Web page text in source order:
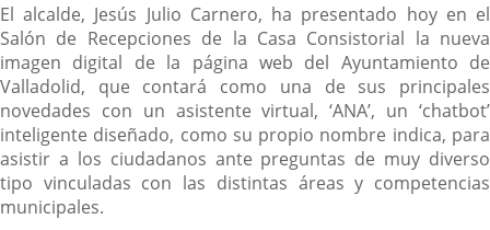
El alcalde, Jesús Julio Carnero, ha presentado hoy en el
Salón de Recepciones de la Casa Consistorial la nueva
imagen digital de la página web del Ayuntamiento de
Valladolid, que contará como una de sus principales
novedades con un asistente virtual, ‘ANA’, un ‘chatbot’
inteligente diseñado, como su propio nombre indica, para
asistir a los ciudadanos ante preguntas de muy diverso
tipo vinculadas con las distintas áreas y competencias
municipales.